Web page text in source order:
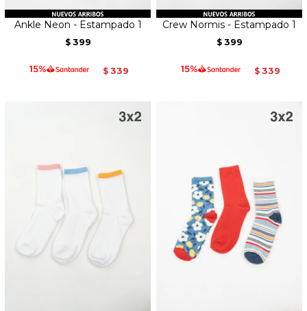
Ankle Neon - Estampado 1
$ 399
$ 339
Crew Normis - Estampado 1
$ 399
$ 339